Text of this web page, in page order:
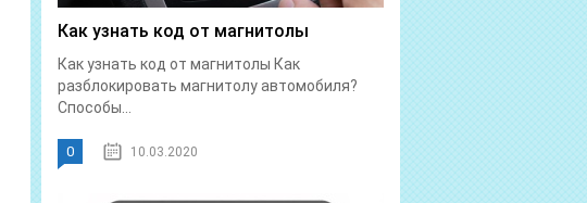
Как узнать код от магнитолы
Как узнать код от магнитолы Как
разблокировать магнитолу автомобиля?
Способы...
0 10.03.2020